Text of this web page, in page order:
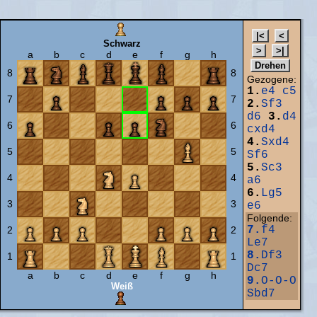
Schwarz
a b c d e f g
h
8
8
7 7
6 6
5 5
4 4
3 3
2 2
1
1
a
b c d e f g h
Weiß
Gezogene:
1. e4
c5
2. Sf3
d6
3. d4
cxd4
4. Sxd4
Sf6
5. Sc3
a6
6. Lg5
e6
Folgende:
7. f4
Le7
8. Df3
Dc7
9. O-O-O
Sbd7